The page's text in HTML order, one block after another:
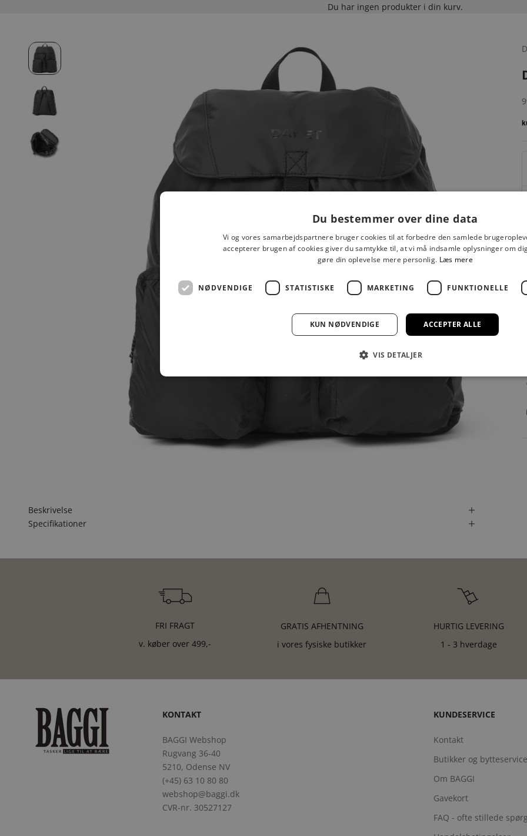
Du har ingen produkter i din kurv.
Beskrivelse
Specifikationer
FRI FRAGT
v. køber over 499,-
GRATIS AFHENTNING
i vores fysiske butikker
HURTIG LEVERING
1 - 3 hverdage
KONTAKT
BAGGI Webshop
Rugvang 36-40
5210, Odense NV
(+45) 63 10 80 80
webshop@baggi.dk
CVR-nr. 30527127
KUNDESERVICE
Kontakt
Butikker og bytteservice
Om BAGGI
Gavekort
FAQ - ofte stillede
Du bestemmer over dine data
Vi og vores samarbejdspartnere bruger cookies til at forbedre den samlede
accepterer brugen af cookies giver du samtykke til, at vi må indsamle oplysninger om
gøre din oplevelse mere personlig. Læs mere
NØDVENDIGE STATISTISKE MARKETING FUNKTIONELLE
ACCEPTER ALLE
KUN NØDVENDIGE
VIS DETALJER